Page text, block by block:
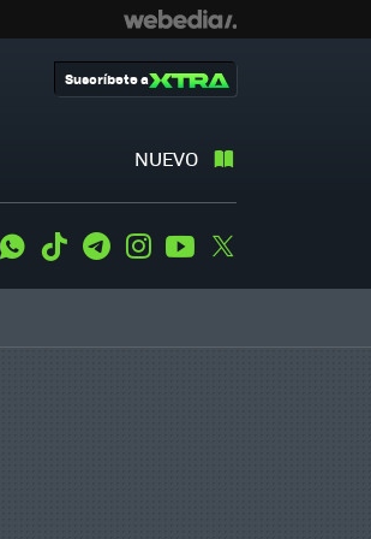
NUEVO
Suscríbete a
WhatsApp
Tiktok TelegramInstagramYoutube